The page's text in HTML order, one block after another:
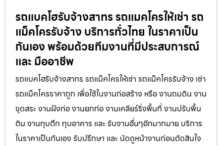
รถแบคโฮรับจ้างสาทร รถแมคโครให้เช่า รถ
แม็คโครรับจ้าง บริการทั่วไทย ในราคาเป็น
กันเอง พร้อมด้วยทีมงานที่มีประสบการณ์
และ มืออาชีพ
รถแบคโฮรับจ้างสาทร รถแม็คโครให้เช่า รถแม็คโครรับจ้าง เช่า
รถแม็คโครราคาถูก เพื่อใช้ในงานก่อสร้าง หรือ งานถมดิน งาน
ขุดสระ งานฝังท่อ งานยกท่อ งานเคลียร์ริ่งพื้นที่ งานปรับพื้น
ดิน งานทุบตึก ทุบอาคาร และ รับงานอื่นๆอีกมากมาย บริการ
ในราคาเป็นกันเอง รับปรึกษา และ นัดดูหน้างานก่อนตัดสินใจ